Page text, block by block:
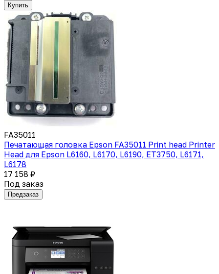
Купить
FA35011
Печатающая головка Epson FA35011 Print head Printer
Head для Epson L6160, L6170, L6190, ET3750, L6171,
L6178
17 158 ₽
Под заказ
Предзаказ